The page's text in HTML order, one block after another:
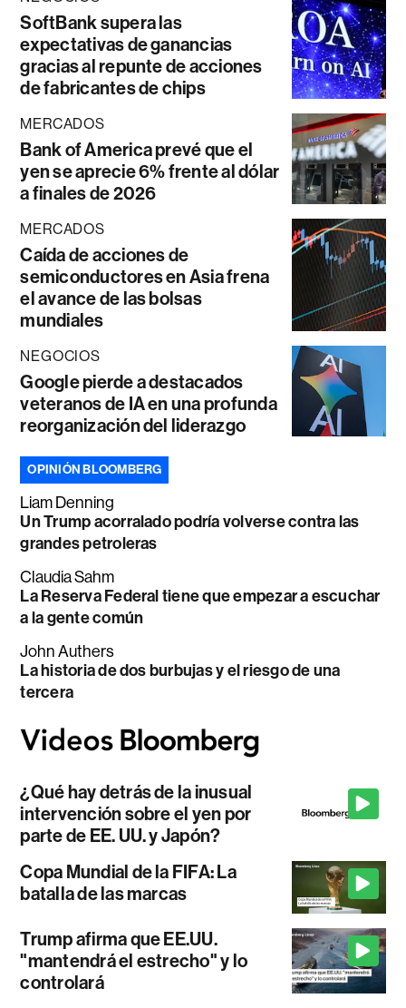
SoftBank supera las
expectativas de ganancias
gracias al repunte de acciones
de fabricantes de chips
MERCADOS
Bank of America prevé que el
yen se aprecie 6% frente al dólar
a finales de 2026
MERCADOS
Caída de acciones de
semiconductores en Asia frena
el avance de las bolsas
mundiales
NEGOCIOS
Google pierde a destacados
veteranos de IA en una profunda
reorganización del liderazgo
OPINIÓN BLOOMBERG
Liam Denning
Un Trump acorralado podría volverse contra las
grandes petroleras
Claudia Sahm
La Reserva Federal tiene que empezar a escuchar
a la gente común
John Authers
La historia de dos burbujas y el riesgo de una
tercera
¿Qué hay detrás de la inusual
intervención sobre el yen por
parte de EE. UU. y Japón?
Copa Mundial de la FIFA: La
batalla de las marcas
Trump afirma que EE.UU.
"mantendrá el estrecho" y lo
controlará